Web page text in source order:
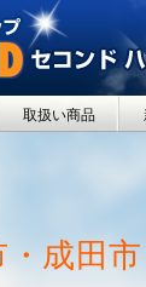
取扱い商品
・成田